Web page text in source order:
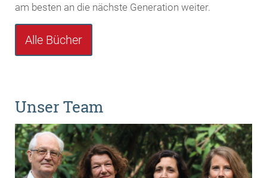
am besten an die nächste Generation weiter.
Alle Bücher
Unser Team